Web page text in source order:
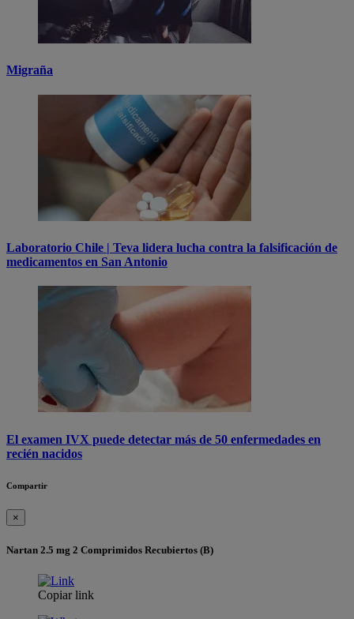
Migraña
Laboratorio Chile | Teva lidera lucha contra la falsificación de
medicamentos en San Antonio
El examen IVX puede detectar más de 50 enfermedades en
recién nacidos
Compartir
×
Nartan 2.5 mg 2 Comprimidos Recubiertos (B)
Copiar link